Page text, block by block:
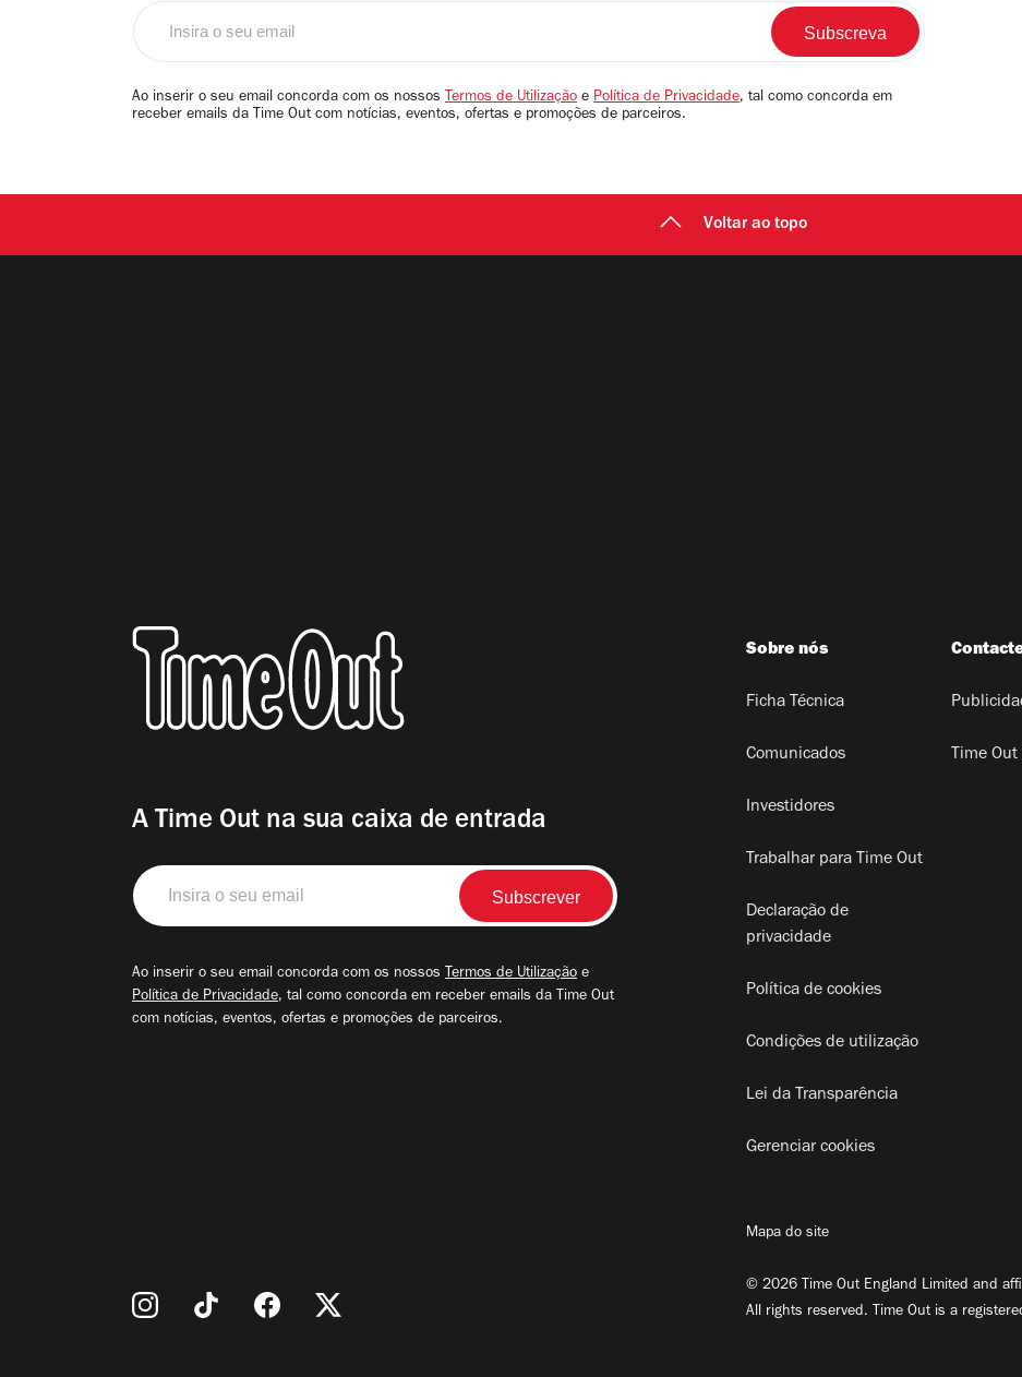
email
Ao inserir o seu email concorda com os nossos Termos de Utilização e Política de Privacidade, tal como concorda em
receber emails da Time Out com notícias, eventos, ofertas e promoções de parceiros.
Voltar ao topo
A Time Out na sua caixa de entrada
Insira
o
seu
Ao inserir o seu email concorda com os nossos Termos de Utilização e
Política de Privacidade, tal como concorda em receber emails da Time Out
com notícias, eventos, ofertas e promoções de parceiros.
Sobre nós
Ficha Técnica
Comunicados
Investidores
Trabalhar para Time Out
Declaração de
privacidade
Política de cookies
Condições de utilização
Lei da Transparência
Gerenciar cookies
Time
Mapa do site
© 2026 Time Out England Limited and
All rights reserved. Time Out is a